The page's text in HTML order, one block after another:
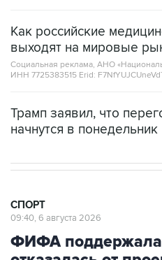
Как российские
выходят на мировые
Социальная реклама, АНО
ИНН 7725383515 Erid:
Трамп заявил, что
начнутся в понедельник
СПОРТ
09:40, 6 августа 2026
ФИФА